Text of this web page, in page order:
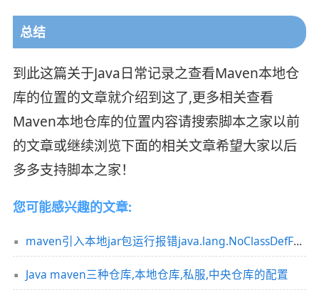
总结
到此这篇关于Java日常记录之查看Maven本地仓
库的位置的文章就介绍到这了,更多相关查看
Maven本地仓库的位置内容请搜索脚本之家以前
的文章或继续浏览下面的相关文章希望大家以后
多多支持脚本之家！
您可能感兴趣的文章:
maven引入本地jar包运行报错java.lang.NoClassDefFoundError解决
Java maven三种仓库,本地仓库,私服,中央仓库的配置